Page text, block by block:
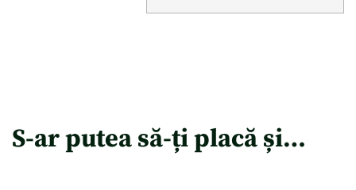
S-ar putea să-ți placă și…